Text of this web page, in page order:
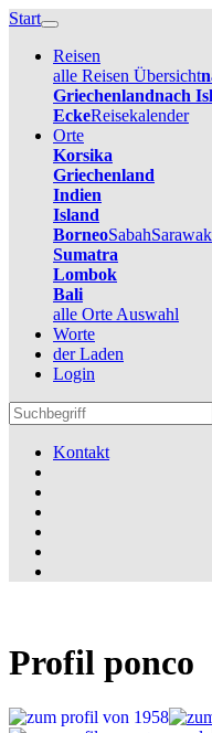
Start
Reisen
alle Reisen Übersicht
Griechenlandnach
EckeReisekalender
Orte
Korsika
Griechenland
Indien
Island
BorneoSabahSarawak
Sumatra
Lombok
Bali
alle Orte Auswahl
Worte
der Laden
Login
Kontakt
Profil ponco